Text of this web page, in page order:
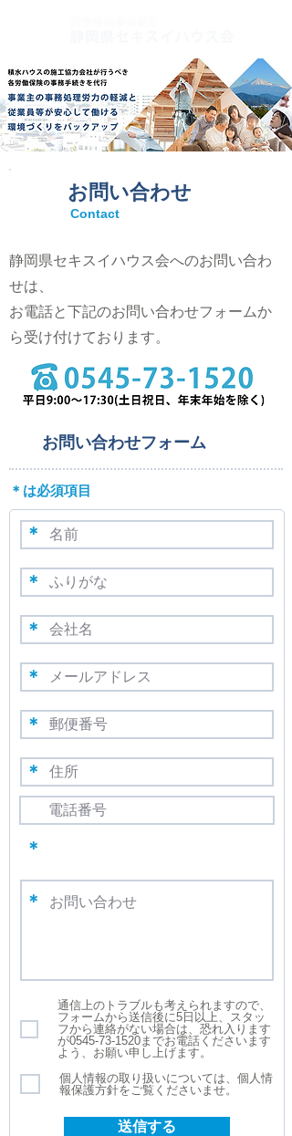
お問い合わせ
Contact
静岡県セキスイハウス会へのお問い合わ
せは、
お電話と下記のお問い合わせフォームか
ら受け付けております。
​お問い合わせフォーム
​＊は必須項目
​＊
​＊
​＊
​＊
​＊
​＊
​＊
​＊
通信上のトラブルも考えられますので、
フォームから送信後に5日以上、スタッ
フから連絡がない場合は、恐れ入ります
が0545-73-1520までお電話くださいます
よう、お願い申し上げます。
個人情報の取り扱いについては、個人情
報保護方針をご覧くださいませ。
送信する